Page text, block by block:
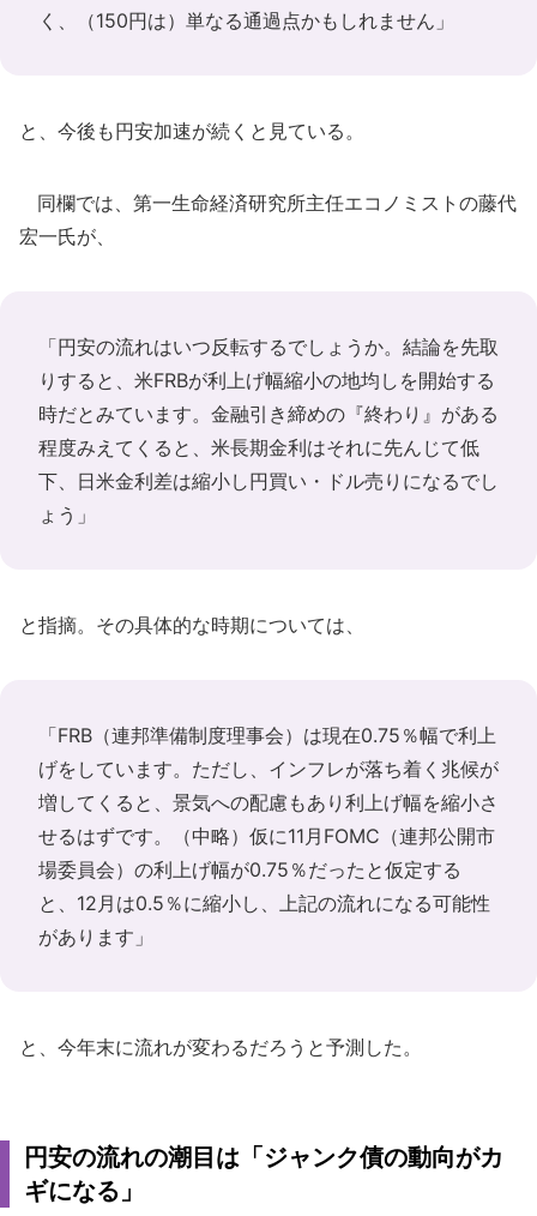
く、（150円は）単なる通過点かもしれません」
と、今後も円安加速が続くと見ている。
同欄では、第一生命経済研究所主任エコノミストの藤代
宏一氏が、
「円安の流れはいつ反転するでしょうか。結論を先取
りすると、米FRBが利上げ幅縮小の地均しを開始する
時だとみています。金融引き締めの『終わり』がある
程度みえてくると、米長期金利はそれに先んじて低
下、日米金利差は縮小し円買い・ドル売りになるでし
ょう」
と指摘。その具体的な時期については、
「FRB（連邦準備制度理事会）は現在0.75％幅で利上
げをしています。ただし、インフレが落ち着く兆候が
増してくると、景気への配慮もあり利上げ幅を縮小さ
せるはずです。（中略）仮に11月FOMC（連邦公開市
場委員会）の利上げ幅が0.75％だったと仮定する
と、12月は0.5％に縮小し、上記の流れになる可能性
があります」
と、今年末に流れが変わるだろうと予測した。
円安の流れの潮目は「ジャンク債の動向がカ
ギになる」